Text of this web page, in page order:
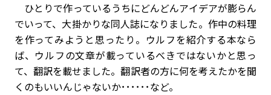
ひとりで作っているうちにどんどんアイデアが膨らん
でいって、大掛かりな同人誌になりました。作中の料理
を作ってみようと思ったり。ウルフを紹介する本なら
ば、ウルフの文章が載っているべきではないかと思っ
て、翻訳を載せました。翻訳者の方に何を考えたかを聞
くのもいいんじゃないか･･････など。